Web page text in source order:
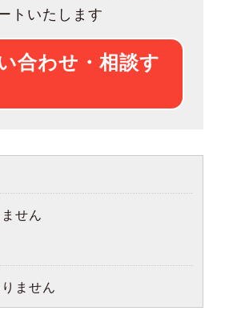
トいたします
合わせ・相談す
せん
ません